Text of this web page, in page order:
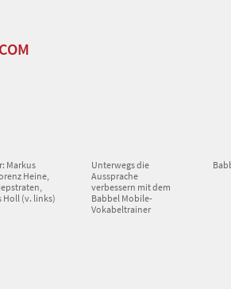
Markus
Heine,
Holl (v. links)
Unterwegs die
Aussprache
verbessern mit dem
Babbel Mobile-
Vokabeltrainer